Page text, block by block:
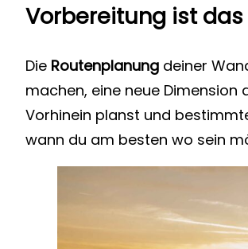
Vorbereitung ist das
Die Routenplanung deiner
machen, eine neue
Vorhinein planst und
wann du am besten wo sein